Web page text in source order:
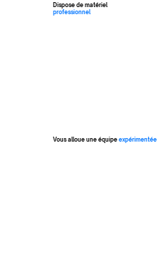
Dispose de matériel
professionnel
Vous alloue une équipe expérimentée